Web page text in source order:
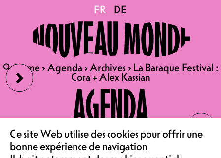
›
‹
FR DE
🔍Home›Agenda ›Archives› La Baraque Festival :
Cora + Alex Kassian
AGENDA
LE CAFÉ
FR DE
🔍Home›Agenda ›Archives› La Baraque Festival :
Cora + Alex Kassian
La Baraque Festival :
Cora + Alex Kassian
Attention ça groove ! Nos chers
amis de La Baraque organisent un
magnifique festival électro avec
l'association Fugace. L'après-midi ça
se passe au Belluard et l'afterparty
démarre chez nous à partir de 22
heures ! On danse avec Cora et Alex
Ce site Web utilise des cookies pour offrir une
bonne expérience de navigation